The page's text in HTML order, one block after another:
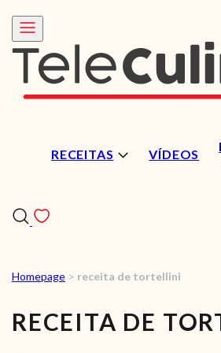
RECEITAS VÍDEOS
RECEITAS
VÍDEOS
Homepage > receita de tortellini
RECEITA DE